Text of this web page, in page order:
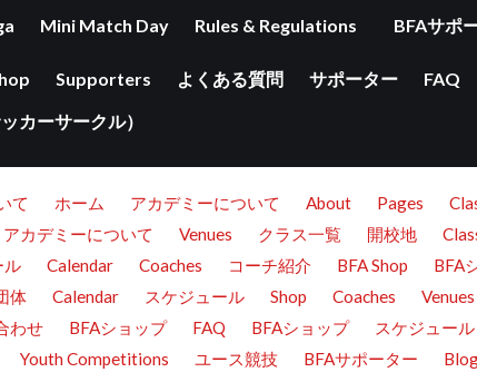
Mini Match Day Rules & Regulations BFAサポ
Supporters よくある質問 サポーター
FAQ
カーサークル）
て ホーム アカデミーについて About Pages
アカデミーについて Venues クラス一覧 開校地
ル Calendar Coaches コーチ紹介 BFA Shop BFA
体 Calendar スケジュール Shop Coaches Venues
わせ BFAショップ FAQ BFAショップ スケジュール
Youth Competitions ユース競技 BFAサポーター